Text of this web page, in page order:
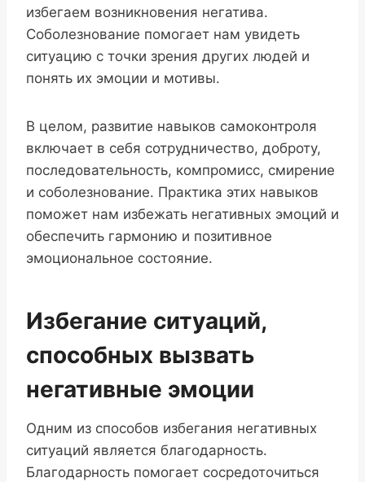
избегаем возникновения негатива.
Соболезнование помогает нам увидеть
ситуацию с точки зрения других людей и
понять их эмоции и мотивы.
В целом, развитие навыков самоконтроля
включает в себя сотрудничество, доброту,
последовательность, компромисс, смирение
и соболезнование. Практика этих навыков
поможет нам избежать негативных эмоций и
обеспечить гармонию и позитивное
эмоциональное состояние.
Избегание ситуаций,
способных вызвать
негативные эмоции
Одним из способов избегания негативных
ситуаций является благодарность.
Благодарность помогает сосредоточиться